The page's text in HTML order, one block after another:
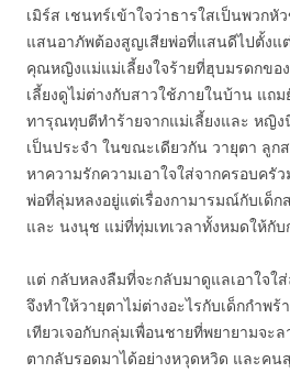
เมิร์ส เชนทร์เข้าใจว่าธารใสเป็นพวกหั
แสนอาภัพต้องสูญเสียพ่อที่แสนดีไปตั้งแ
คุณหญิงแม่แม่เลี้ยงใจร้ายที่ฮุบมรดกขอ
เลี้ยงดูไม่ต่างกับสาวใช้ภายในบ้าน แถ
ทารุณทุบตีทำร้ายจากแม่เลี้ยงและ หญิง
เป็นประจำ ในขณะเดียวกัน วายุตา ลูก
หาความรักความเอาใจใส่จากครอบครั
พ่อที่ลุ่มหลงอยู่แต่เรื่องกามารมณ์กับเด็ก
และ นงนุช แม่ที่ทุ่มเทเวลาทั้งหมดให้กับ
แต่ กลับหลงลืมที่จะกลับมาดูแลเอาใจใ
จึงทำให้วายุตาไม่ต่างอะไรกับเด็กกำพ
เทียวเจอกับกลุ่มเพื่อนชายที่พยายามจะ
ตากลับรอดมาได้อย่างหวุดหวิด และคน